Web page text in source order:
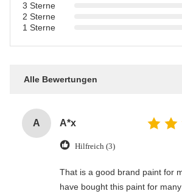
3 Sterne
2 Sterne
1 Sterne
Alle Bewertungen
A A*x
Hilfreich (3)
That is a good brand paint for
have bought this paint for